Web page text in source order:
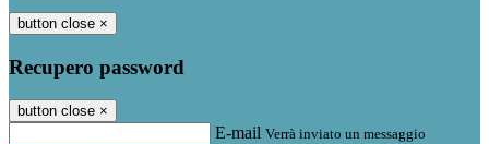
button close ×
Recupero password
button close ×
E-mail Verrà inviato un messaggio